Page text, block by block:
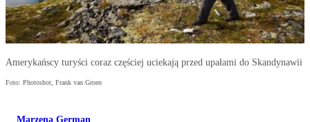
Amerykańscy turyści coraz częściej uciekają przed upałami do Skandynawii
Foto: Photoshot, Frank van Groen
Marzena German